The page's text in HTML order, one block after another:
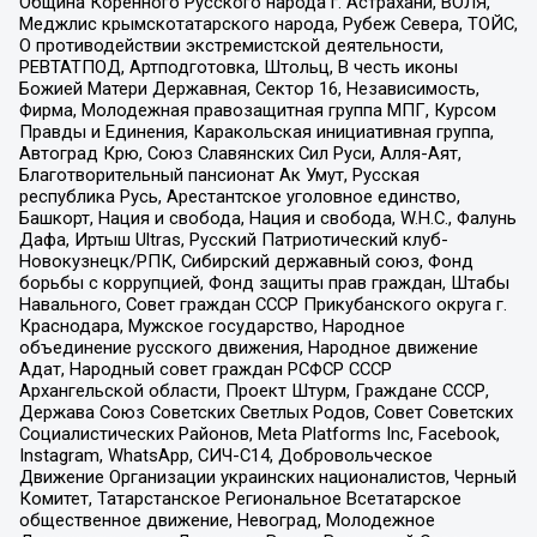
Меджлис крымскотатарского народа, Рубеж Севера, ТОЙС,
О противодействии экстремистской деятельности,
РЕВТАТПОД, Артподготовка, Штольц, В честь иконы
Божией Матери Державная, Сектор 16, Независимость,
Фирма, Молодежная правозащитная группа МПГ, Курсом
Правды и Единения, Каракольская инициативная группа,
Автоград Крю, Союз Славянских Сил Руси, Алля-Аят,
Благотворительный пансионат Ак Умут, Русская
республика Русь, Арестантское уголовное единство,
Башкорт, Нация и свобода, Нация и свобода, W.H.С., Фалунь
Дафа, Иртыш Ultras, Русский Патриотический клуб-
Новокузнецк/РПК, Сибирский державный союз, Фонд
борьбы с коррупцией, Фонд защиты прав граждан, Штабы
Навального, Совет граждан СССР Прикубанского округа г.
Краснодара, Мужское государство, Народное
объединение русского движения, Народное движение
Адат, Народный совет граждан РСФСР СССР
Архангельской области, Проект Штурм, Граждане СССР,
Держава Союз Советских Светлых Родов, Совет Советских
Социалистических Районов, Meta Platforms Inc, Facebook,
Instagram, WhatsApp, СИЧ-С14, Добровольческое
Движение Организации украинских националистов, Черный
Комитет, Татарстанское Региональное Всетатарское
общественное движение, Невоград, Молодежное